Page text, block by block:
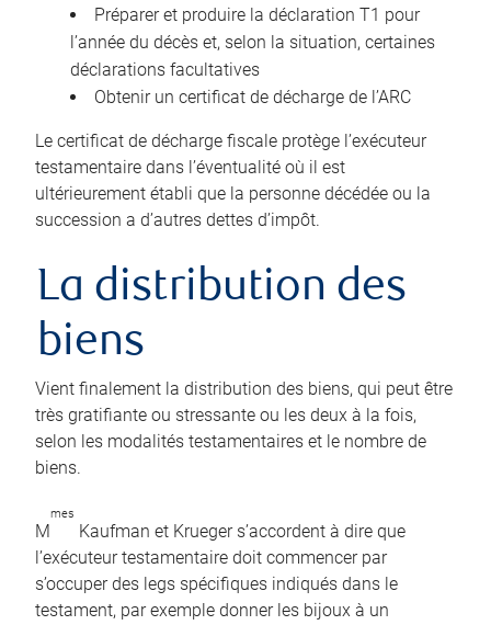
Préparer et produire la déclaration T1 pour
l’année du décès et, selon la situation, certaines
déclarations facultatives
Obtenir un certificat de décharge de l’ARC
Le certificat de décharge fiscale protège l’exécuteur
testamentaire dans l’éventualité où il est
ultérieurement établi que la personne décédée ou la
succession a d’autres dettes d’impôt.
La distribution des
biens
Vient finalement la distribution des biens, qui peut être
très gratifiante ou stressante ou les deux à la fois,
selon les modalités testamentaires et le nombre de
biens.
M
mes
Kaufman et Krueger s’accordent à dire que
l’exécuteur testamentaire doit commencer par
s’occuper des legs spécifiques indiqués dans le
testament, par exemple donner les bijoux à un